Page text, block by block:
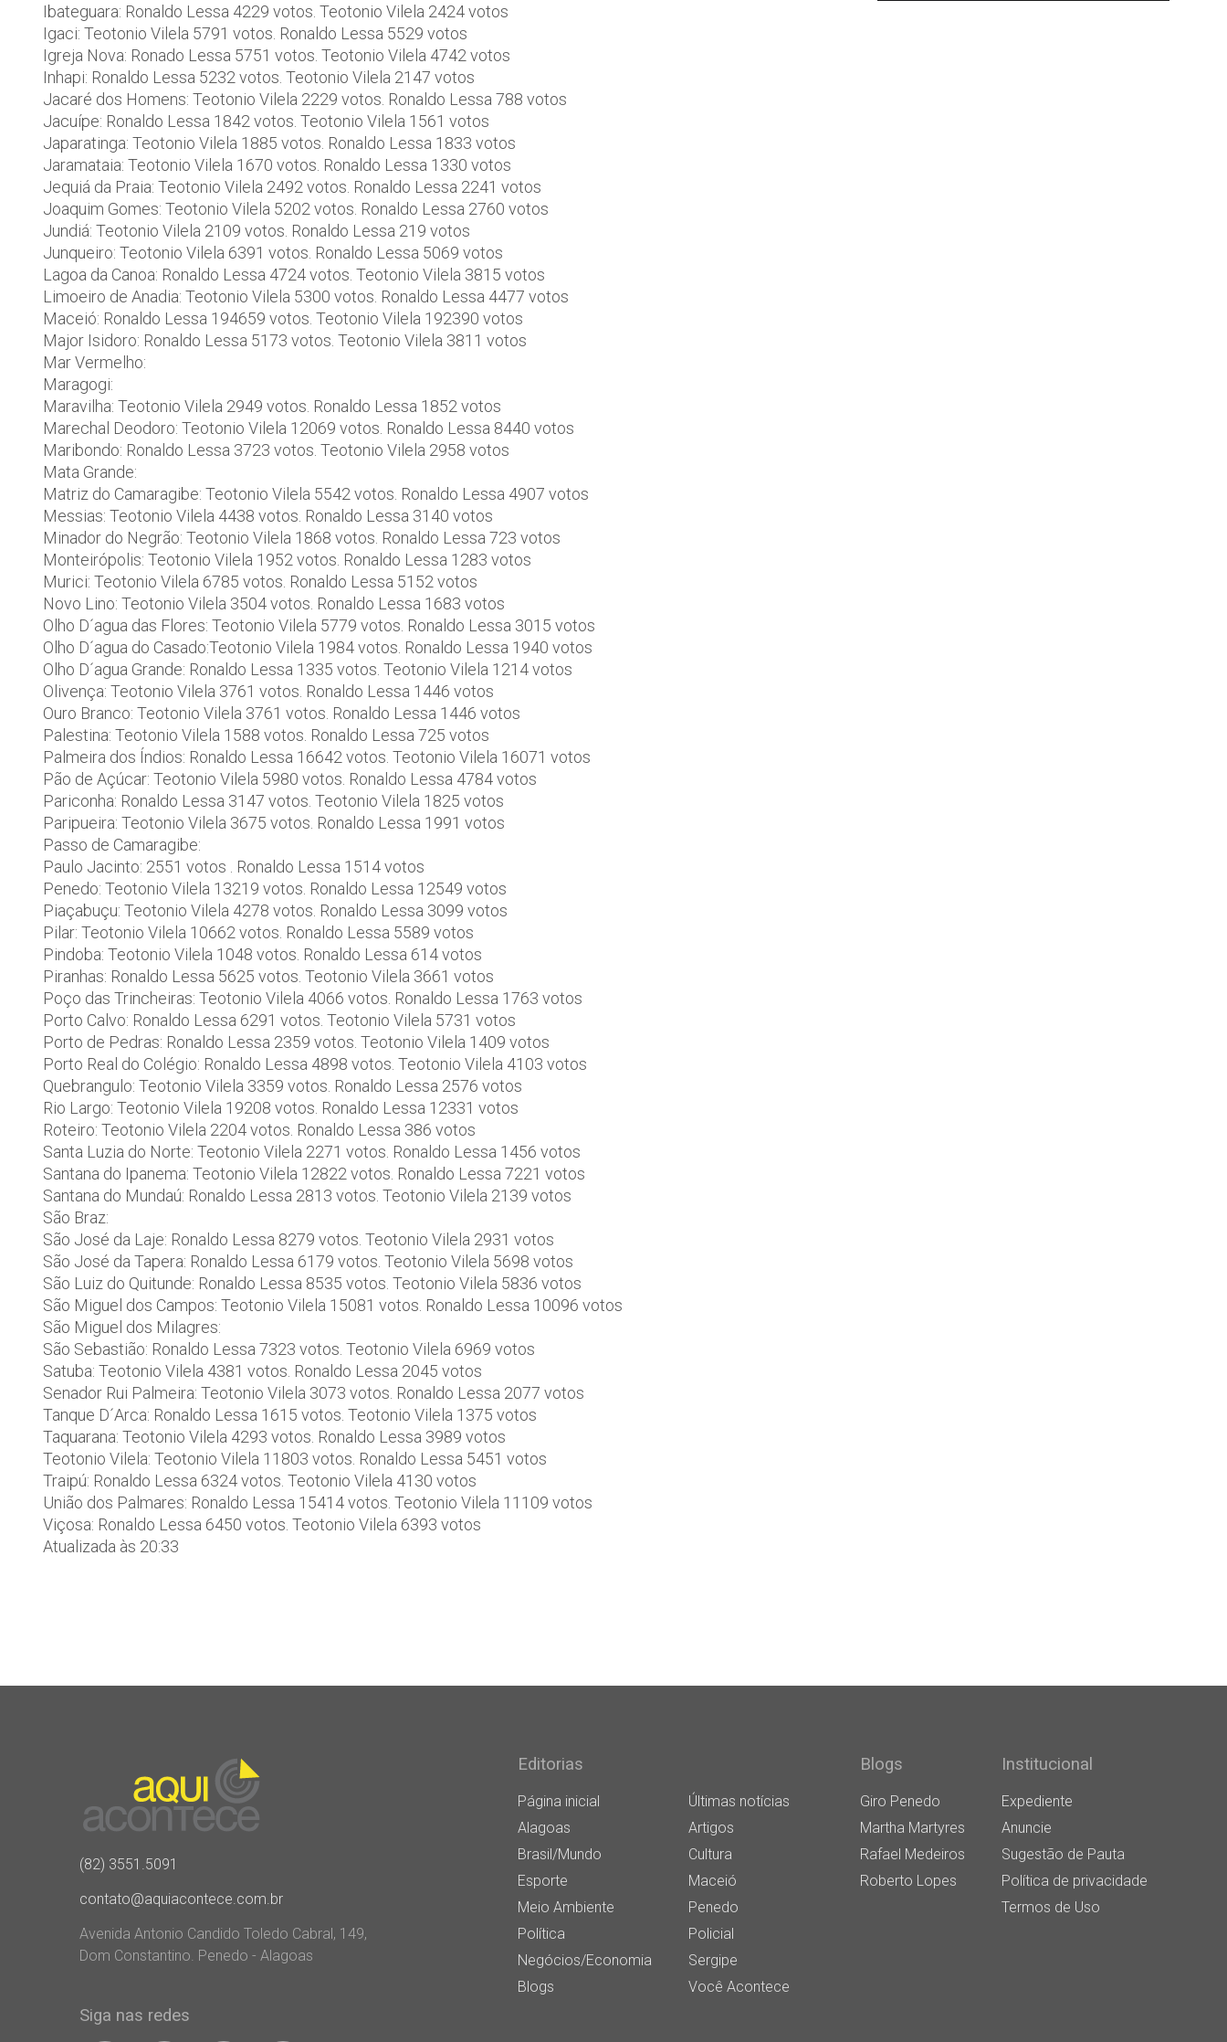
Ibateguara: Ronaldo Lessa 4229 votos. Teotonio Vilela 2424 votos
Igaci: Teotonio Vilela 5791 votos. Ronaldo Lessa 5529 votos
Igreja Nova: Ronado Lessa 5751 votos. Teotonio Vilela 4742 votos
Inhapi: Ronaldo Lessa 5232 votos. Teotonio Vilela 2147 votos
Jacaré dos Homens: Teotonio Vilela 2229 votos. Ronaldo Lessa 788 votos
Jacuípe: Ronaldo Lessa 1842 votos. Teotonio Vilela 1561 votos
Japaratinga: Teotonio Vilela 1885 votos. Ronaldo Lessa 1833 votos
Jaramataia: Teotonio Vilela 1670 votos. Ronaldo Lessa 1330 votos
Jequiá da Praia: Teotonio Vilela 2492 votos. Ronaldo Lessa 2241 votos
Joaquim Gomes: Teotonio Vilela 5202 votos. Ronaldo Lessa 2760 votos
Jundiá: Teotonio Vilela 2109 votos. Ronaldo Lessa 219 votos
Junqueiro: Teotonio Vilela 6391 votos. Ronaldo Lessa 5069 votos
Lagoa da Canoa: Ronaldo Lessa 4724 votos. Teotonio Vilela 3815 votos
Limoeiro de Anadia: Teotonio Vilela 5300 votos. Ronaldo Lessa 4477 votos
Maceió: Ronaldo Lessa 194659 votos. Teotonio Vilela 192390 votos
Major Isidoro: Ronaldo Lessa 5173 votos. Teotonio Vilela 3811 votos
Mar Vermelho:
Maragogi:
Maravilha: Teotonio Vilela 2949 votos. Ronaldo Lessa 1852 votos
Marechal Deodoro: Teotonio Vilela 12069 votos. Ronaldo Lessa 8440 votos
Maribondo: Ronaldo Lessa 3723 votos. Teotonio Vilela 2958 votos
Mata Grande:
Matriz do Camaragibe: Teotonio Vilela 5542 votos. Ronaldo Lessa 4907 votos
Messias: Teotonio Vilela 4438 votos. Ronaldo Lessa 3140 votos
Minador do Negrão: Teotonio Vilela 1868 votos. Ronaldo Lessa 723 votos
Monteirópolis: Teotonio Vilela 1952 votos. Ronaldo Lessa 1283 votos
Murici: Teotonio Vilela 6785 votos. Ronaldo Lessa 5152 votos
Novo Lino: Teotonio Vilela 3504 votos. Ronaldo Lessa 1683 votos
Olho D´agua das Flores: Teotonio Vilela 5779 votos. Ronaldo Lessa 3015 votos
Olho D´agua do Casado:Teotonio Vilela 1984 votos. Ronaldo Lessa 1940 votos
Olho D´agua Grande: Ronaldo Lessa 1335 votos. Teotonio Vilela 1214 votos
Olivença: Teotonio Vilela 3761 votos. Ronaldo Lessa 1446 votos
Ouro Branco: Teotonio Vilela 3761 votos. Ronaldo Lessa 1446 votos
Palestina: Teotonio Vilela 1588 votos. Ronaldo Lessa 725 votos
Palmeira dos Índios: Ronaldo Lessa 16642 votos. Teotonio Vilela 16071 votos
Pão de Açúcar: Teotonio Vilela 5980 votos. Ronaldo Lessa 4784 votos
Pariconha: Ronaldo Lessa 3147 votos. Teotonio Vilela 1825 votos
Paripueira: Teotonio Vilela 3675 votos. Ronaldo Lessa 1991 votos
Passo de Camaragibe:
Paulo Jacinto: 2551 votos . Ronaldo Lessa 1514 votos
Penedo: Teotonio Vilela 13219 votos. Ronaldo Lessa 12549 votos
Piaçabuçu: Teotonio Vilela 4278 votos. Ronaldo Lessa 3099 votos
Pilar: Teotonio Vilela 10662 votos. Ronaldo Lessa 5589 votos
Pindoba: Teotonio Vilela 1048 votos. Ronaldo Lessa 614 votos
Piranhas: Ronaldo Lessa 5625 votos. Teotonio Vilela 3661 votos
Poço das Trincheiras: Teotonio Vilela 4066 votos. Ronaldo Lessa 1763 votos
Porto Calvo: Ronaldo Lessa 6291 votos. Teotonio Vilela 5731 votos
Porto de Pedras: Ronaldo Lessa 2359 votos. Teotonio Vilela 1409 votos
Porto Real do Colégio: Ronaldo Lessa 4898 votos. Teotonio Vilela 4103 votos
Quebrangulo: Teotonio Vilela 3359 votos. Ronaldo Lessa 2576 votos
Rio Largo: Teotonio Vilela 19208 votos. Ronaldo Lessa 12331 votos
Roteiro: Teotonio Vilela 2204 votos. Ronaldo Lessa 386 votos
Santa Luzia do Norte: Teotonio Vilela 2271 votos. Ronaldo Lessa 1456 votos
Santana do Ipanema: Teotonio Vilela 12822 votos. Ronaldo Lessa 7221 votos
Santana do Mundaú: Ronaldo Lessa 2813 votos. Teotonio Vilela 2139 votos
São Braz:
São José da Laje: Ronaldo Lessa 8279 votos. Teotonio Vilela 2931 votos
São José da Tapera: Ronaldo Lessa 6179 votos. Teotonio Vilela 5698 votos
São Luiz do Quitunde: Ronaldo Lessa 8535 votos. Teotonio Vilela 5836 votos
São Miguel dos Campos: Teotonio Vilela 15081 votos. Ronaldo Lessa 10096 votos
São Miguel dos Milagres:
São Sebastião: Ronaldo Lessa 7323 votos. Teotonio Vilela 6969 votos
Satuba: Teotonio Vilela 4381 votos. Ronaldo Lessa 2045 votos
Senador Rui Palmeira: Teotonio Vilela 3073 votos. Ronaldo Lessa 2077 votos
Tanque D´Arca: Ronaldo Lessa 1615 votos. Teotonio Vilela 1375 votos
Taquarana: Teotonio Vilela 4293 votos. Ronaldo Lessa 3989 votos
Teotonio Vilela: Teotonio Vilela 11803 votos. Ronaldo Lessa 5451 votos
Traipú: Ronaldo Lessa 6324 votos. Teotonio Vilela 4130 votos
União dos Palmares: Ronaldo Lessa 15414 votos. Teotonio Vilela 11109 votos
Viçosa: Ronaldo Lessa 6450 votos. Teotonio Vilela 6393 votos
Atualizada às 20:33
(82) 3551.5091
contato@aquiacontece.com.br
Avenida Antonio Candido Toledo Cabral, 149,
Dom Constantino. Penedo - Alagoas
Siga nas redes
Editorias
Página inicial
Últimas notícias
Alagoas
Artigos
Brasil/Mundo
Cultura
Esporte
Maceió
Meio Ambiente
Penedo
Política
Policial
Negócios/Economia
Sergipe
Blogs
Você Acontece
Blogs
Giro Penedo
Martha Martyres
Rafael Medeiros
Roberto Lopes
Institucional
Expediente
Anuncie
Sugestão de Pauta
Política de privacidade
Termos de Uso